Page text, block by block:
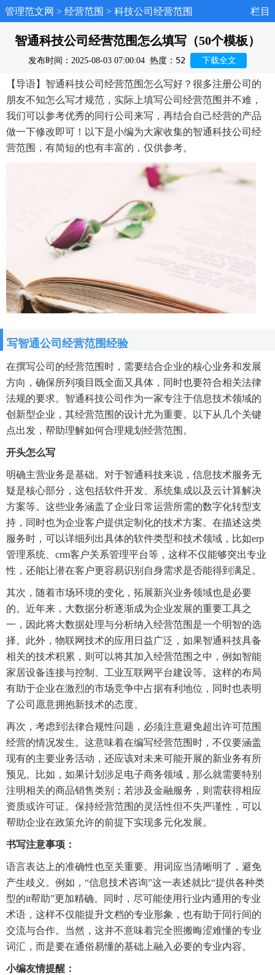
管理范文网 > 经营范围 > 科技公司经营范围 栏目
智通科技公司经营范围怎么填写（50个模板）
发布时间：2025-08-03 07:00:04 热度： 52 下载全文
【导语】智通科技公司经营范围怎么写好？很多注册公司的
朋友不知怎么写才规范，实际上填写公司经营范围并不难，
我们可以参考优秀的同行公司来写，再结合自己经营的产品
做一下修改即可！以下是小编为大家收集的智通科技公司经
营范围，有简短的也有丰富的，仅供参考。
写智通公司经营范围经验
在撰写公司的经营范围时，需要结合企业的核心业务和发展
方向，确保所列项目既全面又具体，同时也要符合相关法律
法规的要求。智通科技公司作为一家专注于信息技术领域的
创新型企业，其经营范围的设计尤为重要。以下从几个关键
点出发，帮助理解如何合理规划经营范围。
开头怎么写
明确主营业务是基础。对于智通科技来说，信息技术服务无
疑是核心部分，这包括软件开发、系统集成以及云计算解决
方案等。这些业务涵盖了企业日常运营所需的数字化转型支
持，同时也为企业客户提供定制化的技术方案。在描述这类
服务时，可以详细列出具体的软件类型和技术领域，比如erp
管理系统、crm客户关系管理平台等，这样不仅能够突出专业
性，还能让潜在客户更容易识别自身需求是否能得到满足。
其次，随着市场环境的变化，拓展新兴业务领域也是必要
的。近年来，大数据分析逐渐成为企业发展的重要工具之
一，因此将大数据处理与分析纳入经营范围是一个明智的选
择。此外，物联网技术的应用日益广泛，如果智通科技具备
相关的技术积累，则可以将其加入经营范围之中，例如智能
家居设备连接与控制、工业互联网平台建设等。这样的布局
有助于企业在激烈的市场竞争中占据有利地位，同时也表明
了公司愿意拥抱新技术的态度。
再次，考虑到法律合规性问题，必须注意避免超出许可范围
经营的情况发生。这意味着在编写经营范围时，不仅要涵盖
现有的主要业务活动，还应该对未来可能开展的新业务有所
预见。比如，如果计划涉足电子商务领域，那么就需要特别
注明相关的商品销售类别；若涉及金融服务，则需获得相应
资质或许可证。保持经营范围的灵活性但不失严谨性，可以
帮助企业在政策允许的前提下实现多元化发展。
书写注意事项：
语言表达上的准确性也至关重要。用词应当清晰明了，避免
产生歧义。例如，“信息技术咨询”这一表述就比“提供各种类
型的it帮助”更加精确。同时，尽可能使用行业内通用的专业
术语，这样不仅能提升文档的专业形象，也有助于同行间的
交流与合作。当然，这并不意味着完全照搬晦涩难懂的专业
词汇，而是要在通俗易懂的基础上融入必要的专业内容。
小编友情提醒：